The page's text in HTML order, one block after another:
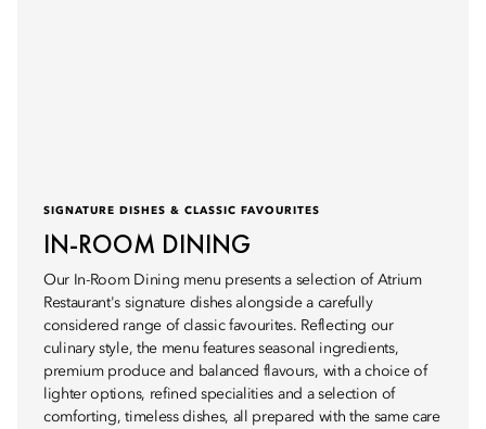
SIGNATURE DISHES & CLASSIC FAVOURITES
IN-ROOM DINING
Our In-Room Dining menu presents a selection of Atrium
Restaurant's signature dishes alongside a carefully
considered range of classic favourites. Reflecting our
culinary style, the menu features seasonal ingredients,
premium produce and balanced flavours, with a choice of
lighter options, refined specialities and a selection of
comforting, timeless dishes, all prepared with the same care